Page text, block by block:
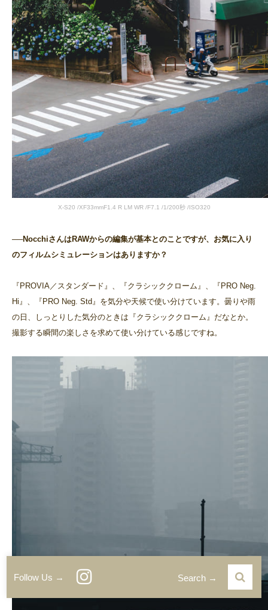
Follow Us → Search →
X-S20 /XF33mmF1.4 R LM WR /F7.1 /1/200秒 /ISO320
──NocchiさんはRAWからの編集が基本とのことですが、お気に入り
のフィルムシミュレーションはありますか？
『PROVIA／スタンダード』、『クラシッククローム』、『PRO Neg.
Hi』、『PRO Neg. Std』を気分や天候で使い分けています。曇りや雨
の日、しっとりした気分のときは『クラシッククローム』だなとか。
撮影する瞬間の楽しさを求めて使い分けている感じですね。